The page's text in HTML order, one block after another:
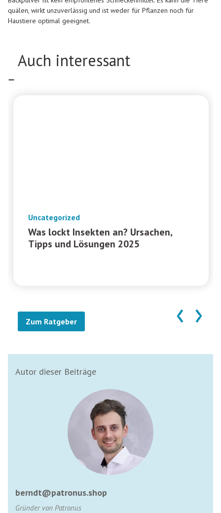
quälen, wirkt unzuverlässig und ist weder für Pflanzen noch für
Haustiere optimal geeignet.
Auch interessant
Uncategorized
Was lockt Insekten an? Ursachen,
Tipps und Lösungen 2025
‹ ›
Zum Ratgeber
Autor dieser Beiträge
berndt@patronus.shop
Gründer von Patronus